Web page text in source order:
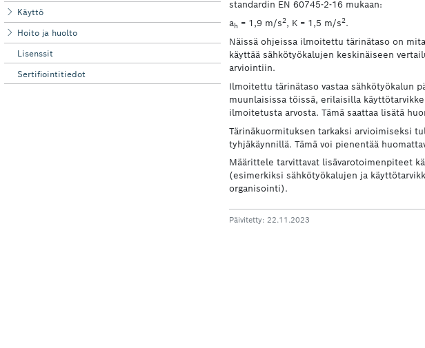
Käyttö
Hoito ja huolto
Lisenssit
Sertifiointitiedot